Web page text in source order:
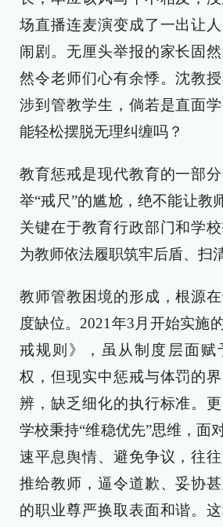
场直播连麦演变成了一出让
闹剧。无厘头举报的家长固
然令老师们心有余悸。沈教
涉到管教学生，倘若是直面
能轻松摆脱无理纠缠吗？
教育惩戒是现代教育的一部
举“戒尺”的尴尬，绝不能让教
关键在于教育行政部门和学
为教师依法履职筑牢后盾、扫
教师管教困境的形成，根源
度缺位。2021年3月开始实施
戒规则》，虽从制度层面赋
权，但现实中惩戒与体罚的
辨，缺乏细化的执行标准。
学校秉持“维稳优先”思维，面
速平息舆情、避免争议，往
推给教师，逼令道歉、妥协
的职业尊严换取表面和谐。